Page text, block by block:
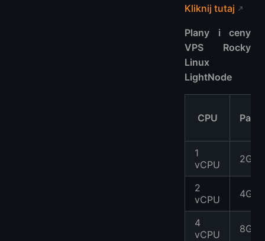
Kliknij tutaj
Plany i ceny
VPS Rocky
Linux
LightNode
CPU
1
vCPU
2GB
2
vCPU
4GB
4
vCPU
8GB